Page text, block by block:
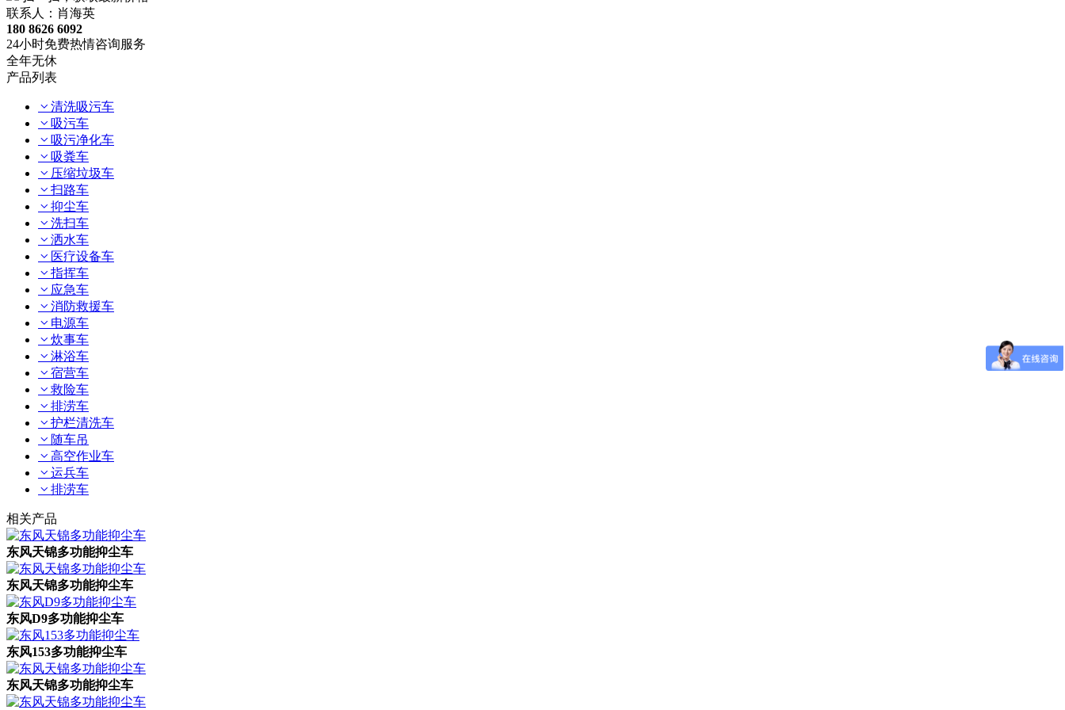
联系人：肖海英
180 8626 6092
24小时免费热情咨询服务
全年无休
产品列表
清洗吸污车
吸污车
吸污净化车
吸粪车
压缩垃圾车
扫路车
抑尘车
洗扫车
洒水车
医疗设备车
指挥车
应急车
消防救援车
电源车
炊事车
淋浴车
宿营车
救险车
排涝车
护栏清洗车
随车吊
高空作业车
运兵车
排涝车
相关产品
东风天锦多功能抑尘车
东风天锦多功能抑尘车
东风D9多功能抑尘车
东风153多功能抑尘车
东风天锦多功能抑尘车